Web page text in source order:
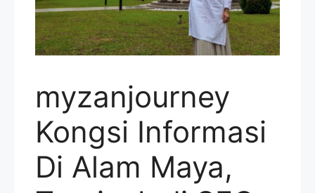
myzanjourney
Kongsi Informasi
Di Alam Maya,